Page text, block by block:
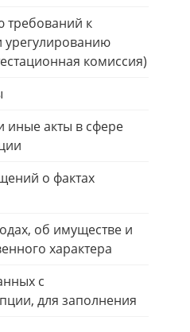
требований к
комиссия)
акты в сфере
о фактах
об имуществе и
характера
с
для заполнения